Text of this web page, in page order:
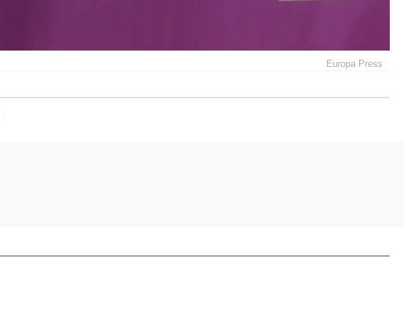
Europa Press